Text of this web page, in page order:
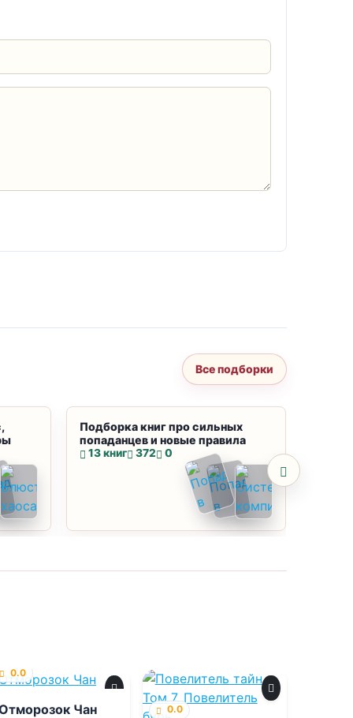
Все подборки
Подборка книг про сильных
попаданцев и новые правила
13 книг 372 0
0.0
Чан 0.0